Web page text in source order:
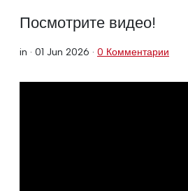
Посмотрите видео!
in · 01 Jun 2026 · 0 Комментарии